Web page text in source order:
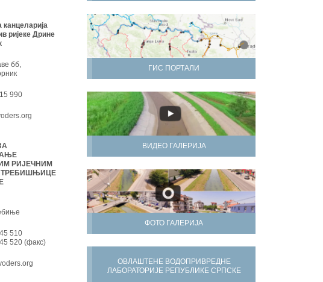
ГИС ПОРТАЛИ
ВИДЕО ГАЛЕРИЈА
ФОТО ГАЛЕРИЈА
ОВЛАШТЕНЕ ВОДОПРИВРЕДНЕ
ЛАБОРАТОРИЈЕ РЕПУБЛИКЕ СРПСКЕ
канцеларија
ријеке Дрине
бб,
990
РИЈЕЧНИМ
510
520 (факс)